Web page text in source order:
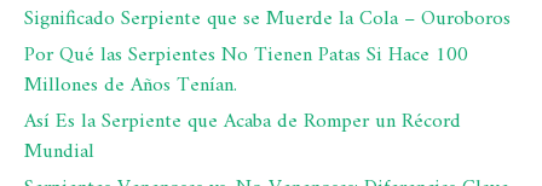
Significado Serpiente que se Muerde la Cola – Ouroboros
Por Qué las Serpientes No Tienen Patas Si Hace 100
Millones de Años Tenían.
Así Es la Serpiente que Acaba de Romper un Récord
Mundial